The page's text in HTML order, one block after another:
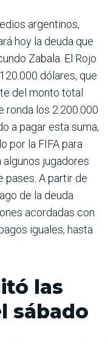
argentinos,
hoy la deuda que
Zabala. El Rojo
dólares, que
del monto total
ronda los 2.200.000
a pagar esta suma,
por la FIFA para
jugado­res
pases. A partir de
de la deuda
acordadas con
iguales, hasta
las
sábado